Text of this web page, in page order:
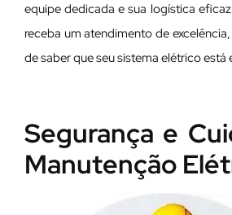
equipe dedicada e sua logística
receba um atendimento de
de saber que seu sistema elétrico está
Segurança e
Manutenção